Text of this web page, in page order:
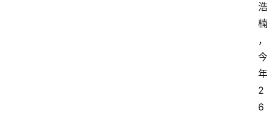
浩
楠
，
今
年
2
6